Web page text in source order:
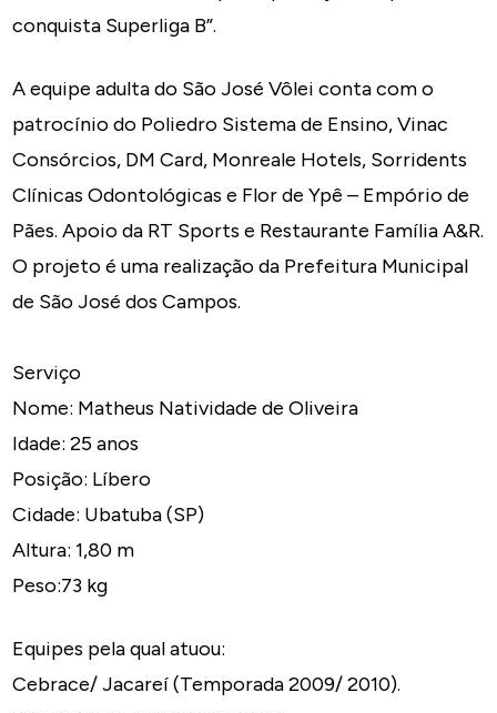
conquista Superliga B”.
A equipe adulta do São José Vôlei conta com o
patrocínio do Poliedro Sistema de Ensino, Vinac
Consórcios, DM Card, Monreale Hotels, Sorridents
Clínicas Odontológicas e Flor de Ypê – Empório de
Pães. Apoio da RT Sports e Restaurante Família A&R.
O projeto é uma realização da Prefeitura Municipal
de São José dos Campos.
Serviço
Nome: Matheus Natividade de Oliveira
Idade: 25 anos
Posição: Líbero
Cidade: Ubatuba (SP)
Altura: 1,80 m
Peso:73 kg
Equipes pela qual atuou:
Cebrace/ Jacareí (Temporada 2009/ 2010).